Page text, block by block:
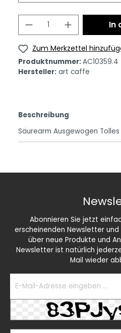
In
Zum Merkzettel
Produktnummer:AC10359.4
Hersteller: art caffe
Beschreibung
Säurearm Ausgewogen
Abonnieren Sie jetzt
erscheinenden Newsletter
über neue Produkte und
Newsletter ist natürlich
Mail wieder